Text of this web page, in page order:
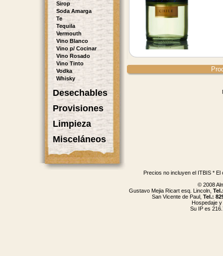
Sirop
Soda Amarga
Te
Tequila
Vermouth
Vino Blanco
Vino p/ Cocinar
Vino Rosado
Vino Tinto
Vodka
Whisky
Desechables
Provisiones
Limpieza
Misceláneos
Precios no incluyen el ITBIS *
© 2008
Gustavo Mejia Ricart esq. Lincoln,
San Vicente de Paul, Tel.:
Hospedaje
Su IP es